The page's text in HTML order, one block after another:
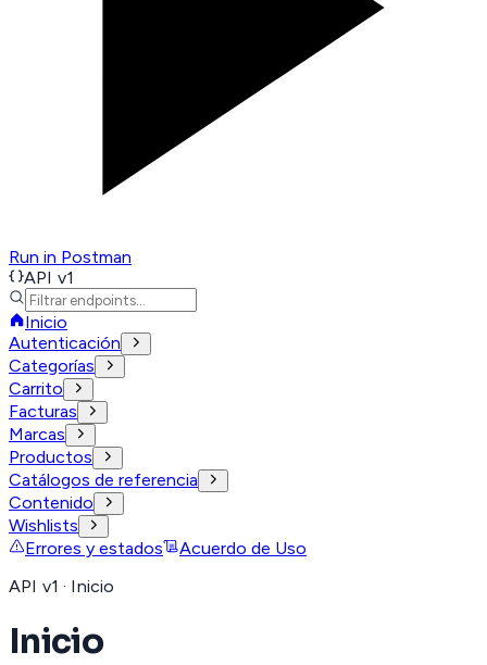
Run in Postman
API v1
Inicio
Autenticación
Categorías
Carrito
Facturas
Marcas
Productos
Catálogos de referencia
Contenido
Wishlists
Errores y estados
Acuerdo de Uso
API v1 · Inicio
Inicio